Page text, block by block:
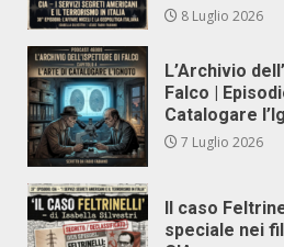
8 Luglio 2026
L’Archivio
Falco |
Catalogare
7 Luglio 2026
Il caso
speciale nei